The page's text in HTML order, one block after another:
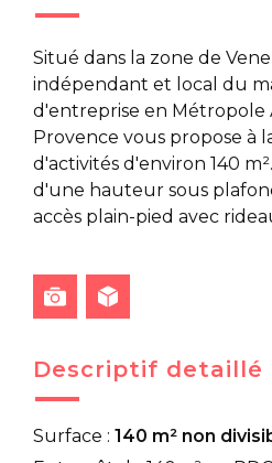
Situé dans la zone de
indépendant et local du
d'entreprise en Métropole
Provence vous propose à
d'activités d'environ 140
d'une hauteur sous
accès plain-pied avec
Descriptif detaillé
Surface : 140 m² non